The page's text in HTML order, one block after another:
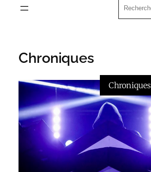
Chroniques
Chroniques